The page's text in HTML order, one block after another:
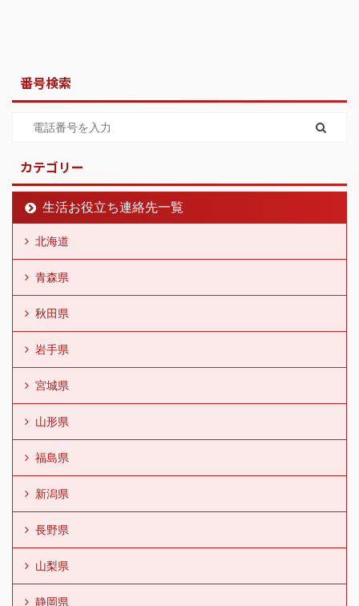
番号検索
カテゴリー
生活お役立ち連絡先一覧
北海道
青森県
秋田県
岩手県
宮城県
山形県
福島県
新潟県
長野県
山梨県
静岡県